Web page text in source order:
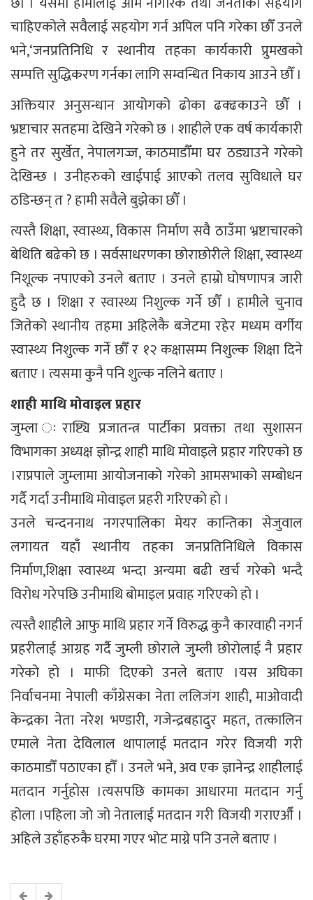
चाहिएकोले सवैलाई सहयोग गर्न अपिल पनि गरेका छौँ उनले
भने,‘जनप्रतिनिधि र स्थानीय तहका कार्यकारी प्रुमखको
सम्पत्ति सुद्धिकरण गर्नका लागि सम्वन्धित निकाय आउने छौँ ।
अक्तियार अनुसन्धान आयोगको ढोका ढक्ढकाउने छौँ ।
भ्रष्टाचार सतहमा देखिने गरेको छ । शाहीले एक वर्ष कार्यकारी
हुने तर सुर्खेत, नेपालगज्ज, काठमाडौँमा घर ठड्याउने गरेको
देखिन्छ । उनीहरुको खाईपाई आएको तलव सुविधाले घर
ठडिन्छन् त ? हामी सवैले बुझेका छौँ ।
त्यस्तै शिक्षा, स्वास्थ्य, विकास निर्माण सवै ठाउँमा भ्रष्टाचारको
बेथिति बढेको छ । सर्वसाधरणका छोराछोरीले शिक्षा, स्वास्थ्य
निशूल्क नपाएको उनले बताए । उनले हाम्रो घोषणापत्र जारी
हुदै छ । शिक्षा र स्वास्थ्य निशुल्क गर्ने छौँ । हामीले चुनाव
जितेको स्थानीय तहमा अहिलेकै बजेटमा रहेर मध्यम वर्गीय
स्वास्थ्य निशुल्क गर्ने छौँ र १२ कक्षासम्म निशुल्क शिक्षा दिने
बताए । त्यसमा कुनै पनि शुल्क नलिने बताए ।
शाही माथि मोवाइल प्रहार
जुम्ला ःराष्ट्यि प्रजातन्त्र पार्टीका प्रवक्ता तथा सुशासन
विभागका अध्यक्ष ज्ञोन्द्र शाही माथि मोवाइले प्रहार गरिएको छ
।राप्रपाले जुम्लामा आयोजनाको गरेको आमसभाको सम्बोधन
गर्दै गर्दा उनीमाथि मोवाइल प्रहरी गरिएको हो ।
उनले चन्दननाथ नगरपालिका मेयर कान्तिका सेजुवाल
लगायत यहाँ स्थानीय तहका जनप्रतिनिधिले विकास
निर्माण,शिक्षा स्वास्थ्य भन्दा अन्यमा बढी खर्च गरेको भन्दै
विरोध गरेपछि उनीमाथि बोमाइल प्रवाह गरिएको हो ।
त्यस्तै शाहीले आफु माथि प्रहार गर्ने विरुद्ध कुनै कारवाही नगर्न
प्रहरीलाई आग्रह गर्दै जुम्ली छोराले जुम्ली छोरोलाई नै प्रहार
गरेको हो । माफी दिएको उनले बताए ।यस अघिका
निर्वाचनमा नेपाली काँग्रेसका नेता ललिजंग शाही, माओवादी
केन्द्रका नेता नरेश भण्डारी, गजेन्द्रबहादुर महत, तत्कालिन
एमाले नेता देविलाल थापालाई मतदान गरेर विजयी गरी
काठमाडौँ पठाएका हौँ । उनले भने, अव एक ज्ञानेन्द्र शाहीलाई
मतदान गर्नुहोस ।त्यसपछि कामका आधारमा मतदान गर्नु
होला ।पहिला जो जो नेतालाई मतदान गरी विजयी गराएऔँ ।
अहिले उहाँहरुकै घरमा गएर भोट माग्ने पनि उनले बताए ।